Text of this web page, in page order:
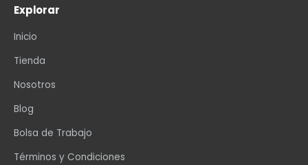
Explorar
Inicio
Tienda
Nosotros
Blog
Bolsa de Trabajo
Términos y Condiciones